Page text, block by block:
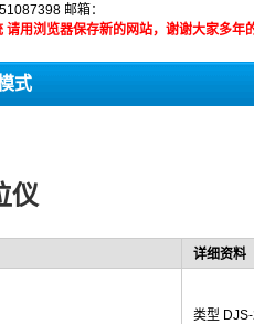
邮箱：
用浏览器保存新的网站，谢谢大家多年
式
仪
详细资料
类型